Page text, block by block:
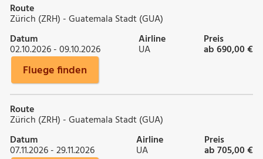
Route
Zürich (ZRH) - Guatemala Stadt (GUA)
Datum
02.10.2026 - 09.10.2026
Airline
UA
Preis
ab 690,00 €
Fluege finden
Route
Zürich (ZRH) - Guatemala Stadt (GUA)
Datum
07.11.2026 - 29.11.2026
Airline
UA
Preis
ab 705,00 €